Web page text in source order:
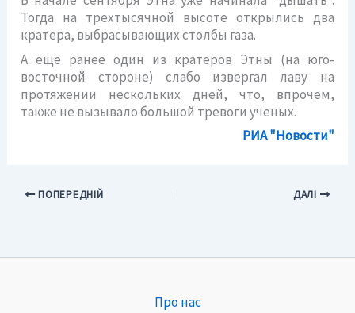
Тогда на трехтысячной высоте открылись два
кратера, выбрасывающих столбы газа.
А еще ранее один из кратеров Этны (на юго-
восточной стороне) слабо извергал лаву на
протяжении нескольких дней, что, впрочем,
также не вызывало большой тревоги ученых.
РИА "Новости"
ПОПЕРЕДНІЙ ДАЛІ
Про нас